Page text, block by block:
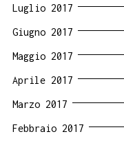
Luglio 2017
Giugno 2017
Maggio 2017
Aprile 2017
Marzo 2017
Febbraio 2017